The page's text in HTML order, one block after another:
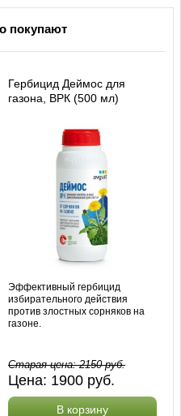
покупают
Гербицид Деймос для
газона, ВРК (500 мл)
Эффективный гербицид
избирательного действия
против злостных сорняков на
газоне.
Старая цена:2150руб.
Цена: 1900 руб.
В корзину